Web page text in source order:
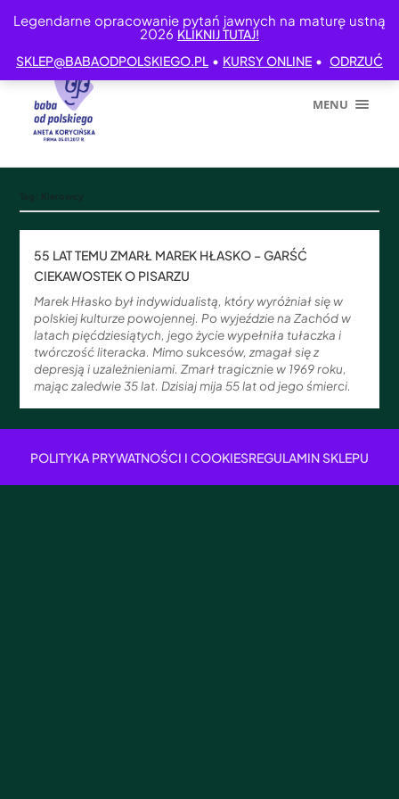
Legendarne opracowanie pytań jawnych na maturę ustną
2026 KLIKNIJ TUTAJ!
SKLEP@BABAODPOLSKIEGO.PL • KURSY ONLINE • ODRZUĆ
MENU
55 LAT TEMU ZMARŁ MAREK HŁASKO – GARŚĆ
CIEKAWOSTEK O PISARZU
Marek Hłasko był indywidualistą, który wyróżniał się w
polskiej kulturze powojennej. Po wyjeździe na Zachód w
latach pięćdziesiątych, jego życie wypełniła tułaczka i
twórczość literacka. Mimo sukcesów, zmagał się z
depresją i uzależnieniami. Zmarł tragicznie w 1969 roku,
mając zaledwie 35 lat. Dzisiaj mija 55 lat od jego śmierci.
POLITYKA PRYWATNOŚCI I COOKIESREGULAMIN SKLEPU